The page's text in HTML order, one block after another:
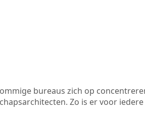
bureaus zich op
Zo is er voor